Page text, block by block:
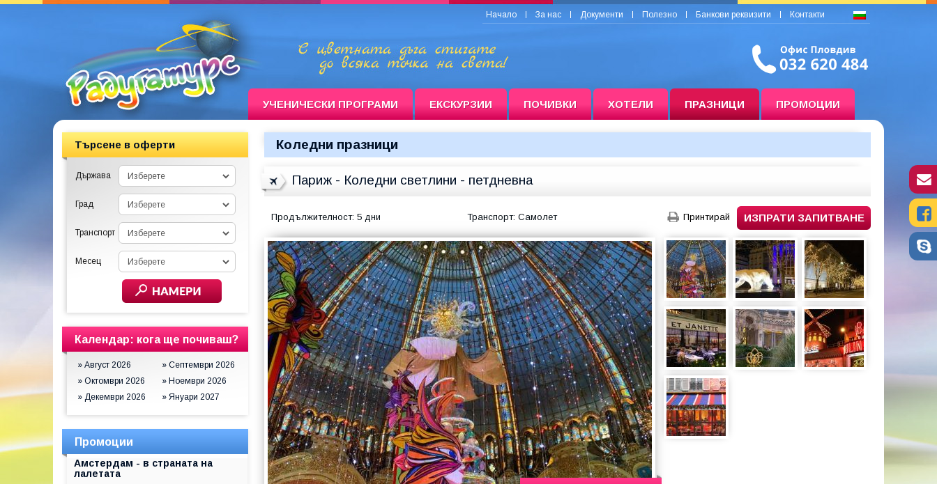
Начало За нас Документи Полезно Банкови реквизити Контакти
УЧЕНИЧЕСКИ ПРОГРАМИ ЕКСКУРЗИИ ПОЧИВКИ ХОТЕЛИ ПРАЗНИЦИ ПРОМОЦИИ
Търсене в оферти
Държава
Град
Транспорт
Месец
Календар: кога ще почиваш?
» Август 2026
» Септември 2026
» Октомври 2026
» Ноември 2026
» Декември 2026
» Януари 2027
Промоции
Амстердам - в страната на
лалетата
Коледни празници
Париж - Коледни светлини - петдневна
Продължителност: 5 дни Транспорт: Самолет ИЗПРАТИ ЗАПИТВАНЕ
Принтирай